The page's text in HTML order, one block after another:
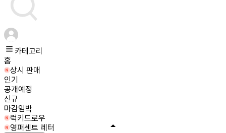
카테고리
홈
상시 판매
인기
공개예정
신규
마감임박
럭키드로우
영퍼센트 레터